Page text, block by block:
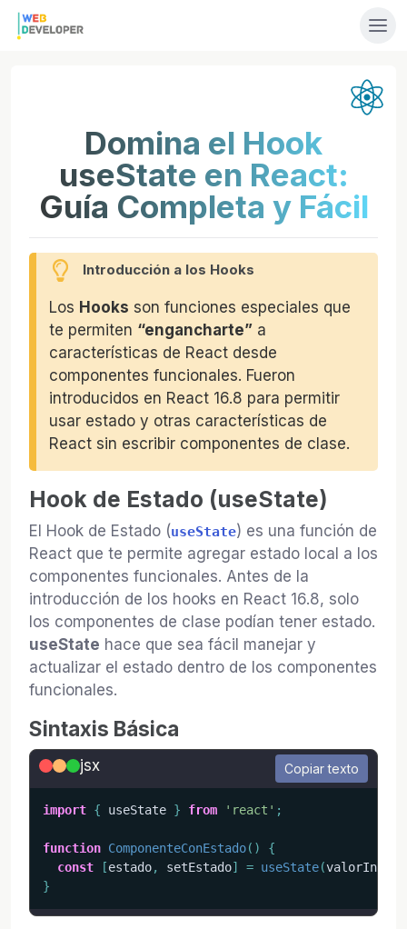
Domina el Hook
useState en React:
Guía Completa y Fácil
Introducción a los Hooks
Los Hooks son funciones especiales que
te permiten “engancharte” a
características de React desde
componentes funcionales. Fueron
introducidos en React 16.8 para permitir
usar estado y otras características de
React sin escribir componentes de clase.
Hook de Estado (useState)
El Hook de Estado (useState) es una función de
React que te permite agregar estado local a los
componentes funcionales. Antes de la
introducción de los hooks en React 16.8, solo
los componentes de clase podían tener estado.
useState hace que sea fácil manejar y
actualizar el estado dentro de los componentes
funcionales.
Sintaxis Básica
jsx Copiar texto
import { useState } from 'react' ;
function ComponenteConEstado( )
{
const
[estado, setEstado] = useState(
}